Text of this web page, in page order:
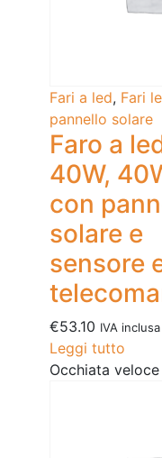
Fari a led, Fari
pannello solare
Faro a
40W,
con
solare e
sensore
€53.10 IVA inclusa
Leggi tutto
Occhiata veloce